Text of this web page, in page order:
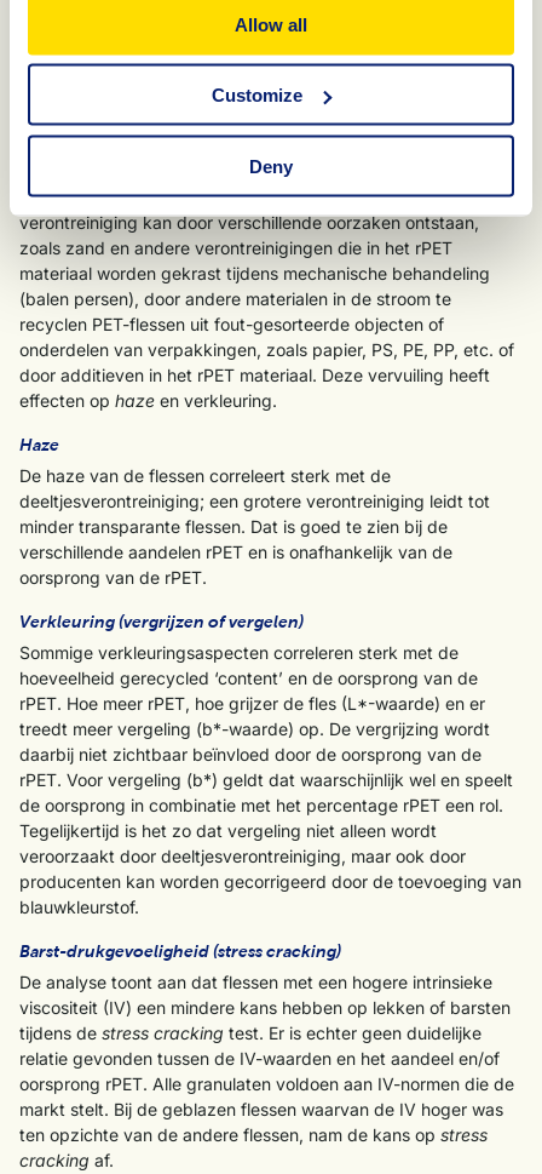
Allow all
Customize
Deny
Resultaten analyse verkleuring,
vergrijzing en de barst-
drukgevoeligheid
PET-flessen met gerecycled content, bevatten meer
verontreinigende deeltjes. De hoeveelheid neemt toe bij een
hoger percentage rPET; vooral bij het mengen van
met rPET inputstromen uit een co-collectiesysteem. Deze
verontreiniging kan door verschillende oorzaken ontstaan,
zoals zand en andere verontreinigingen die in het rPET
materiaal worden gekrast tijdens mechanische behandeling
(balen persen), door andere materialen in de stroom te
recyclen PET-flessen uit fout-gesorteerde objecten of
onderdelen van verpakkingen, zoals papier, PS, PE, PP, etc. of
door additieven in het rPET materiaal. Deze vervuiling heeft
effecten op haze en verkleuring.
Haze
De haze van de flessen correleert sterk met de
deeltjesverontreiniging; een grotere verontreiniging leidt tot
minder transparante flessen. Dat is goed te zien bij de
verschillende aandelen rPET en is onafhankelijk van de
oorsprong van de rPET.
Verkleuring (vergrijzen of vergelen)
Sommige verkleuringsaspecten correleren sterk met de
hoeveelheid gerecycled ‘content’ en de oorsprong van de
rPET. Hoe meer rPET, hoe grijzer de fles (L*-waarde) en er
treedt meer vergeling (b*-waarde) op. De vergrijzing wordt
daarbij niet zichtbaar beïnvloed door de oorsprong van de
rPET. Voor vergeling (b*) geldt dat waarschijnlijk wel en speelt
de oorsprong in combinatie met het percentage rPET een rol.
Tegelijkertijd is het zo dat vergeling niet alleen wordt
veroorzaakt door deeltjesverontreiniging, maar ook door
producenten kan worden gecorrigeerd door de toevoeging van
blauwkleurstof.
Barst-drukgevoeligheid (stress cracking)
De analyse toont aan dat flessen met een hogere intrinsieke
viscositeit (IV) een mindere kans hebben op lekken of barsten
tijdens de stress cracking test. Er is echter geen duidelijke
relatie gevonden tussen de IV-waarden en het aandeel en/of
oorsprong rPET. Alle granulaten voldoen aan IV-normen die de
markt stelt. Bij de geblazen flessen waarvan de IV hoger was
ten opzichte van de andere flessen, nam de kans op stress
cracking af.